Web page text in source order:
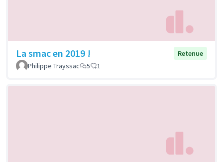
La smac en 2019 !
Retenue
Philippe Trayssac
5 1